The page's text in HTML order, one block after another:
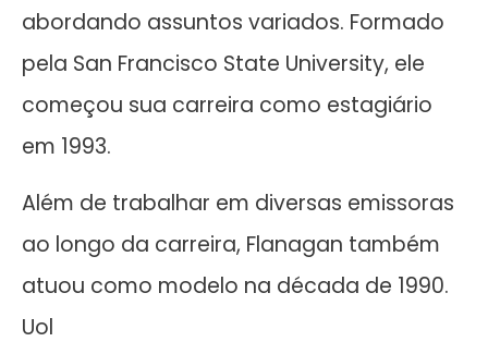
abordando assuntos variados. Formado
pela San Francisco State University, ele
começou sua carreira como estagiário
em 1993.
Além de trabalhar em diversas emissoras
ao longo da carreira, Flanagan também
atuou como modelo na década de 1990.
Uol